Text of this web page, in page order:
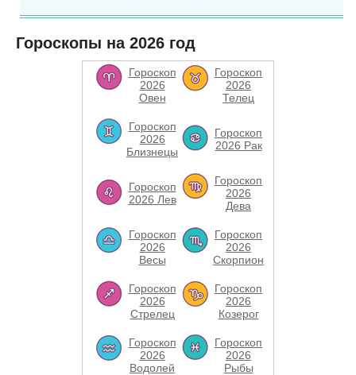
Гороскопы на 2026 год
Гороскоп
2026
Овен
Гороскоп
2026
Телец
Гороскоп
2026
Близнецы
Гороскоп
2026 Рак
Гороскоп
2026 Лев
Гороскоп
2026
Дева
Гороскоп
2026
Весы
Гороскоп
2026
Скорпион
Гороскоп
2026
Стрелец
Гороскоп
2026
Козерог
Гороскоп
2026
Водолей
Гороскоп
2026
Рыбы